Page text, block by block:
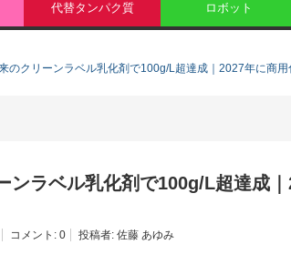
代替タンパク質 ロボット
のクリーンラベル乳化剤で100g/L超達成｜2027年に商用
ラベル乳化剤で100g/L超達成
コメント: 0 投稿者: 佐藤 あゆみ